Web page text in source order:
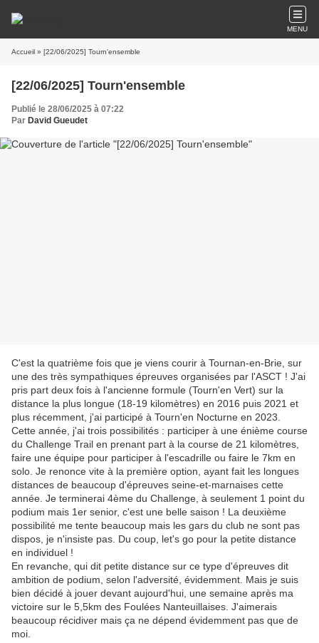
MENU
Accueil » [22/06/2025] Tourn'ensemble
[22/06/2025] Tourn'ensemble
Publié le 28/06/2025 à 07:22
Par David Gueudet
C'est la quatrième fois que je viens courir à Tournan-en-Brie, sur
une des très sympathiques épreuves organisées par l'ASCT ! J'ai
pris part deux fois à l'ancienne formule (Tourn'en Vert) sur la
distance la plus longue (18-19 kilomètres) en 2016 puis 2021 et
plus récemment, j'ai participé à Tourn'en Nocturne en 2023.
Cette année, j'ai trois possibilités : participer à une énième course
du Challenge Trail en prenant part à la course de 21 kilomètres,
faire une équipe pour participer à l'escadrille ou faire le 7km en
solo. Je renonce vite à la première option, ayant fait les longues
distances de beaucoup d'épreuves seine-et-marnaises cette
année. Je terminerai 4ème du Challenge, à seulement 1 point du
podium mais 1er senior, c'est une belle saison ! La deuxième
possibilité me tente beaucoup mais les gars du club ne sont pas
dispos, je n'insiste pas. Du coup, let's go pour la petite distance
en individuel !
En revanche, qui dit petite distance sur ce type d'épreuves dit
ambition de podium, selon l'adversité, évidemment. Mais je suis
bien décidé à jouer devant aujourd'hui, une semaine après ma
victoire sur le 5,5km des Foulées Nanteuillaises. J'aimerais
beaucoup récidiver mais ça ne dépend évidemment pas que de
moi.